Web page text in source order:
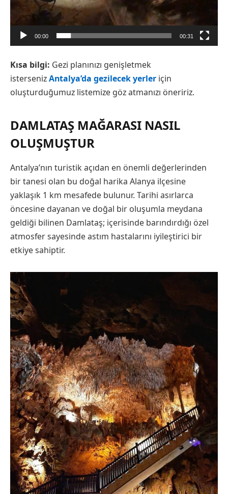
00:00 00:31
Kısa bilgi: Gezi planınızı genişletmek
istersenizAntalya’da gezilecek yerler için
oluşturduğumuz listemize göz atmanızı öneririz.
DAMLATAŞ MAĞARASI NASIL
OLUŞMUŞTUR
Antalya’nın turistik açıdan en önemli değerlerinden
bir tanesi olan bu doğal harika Alanya ilçesine
yaklaşık 1 km mesafede bulunur. Tarihi asırlarca
öncesine dayanan ve doğal bir oluşumla meydana
geldiği bilinen Damlataş; içerisinde barındırdığı özel
atmosfer sayesinde astım hastalarını iyileştirici bir
etkiye sahiptir.